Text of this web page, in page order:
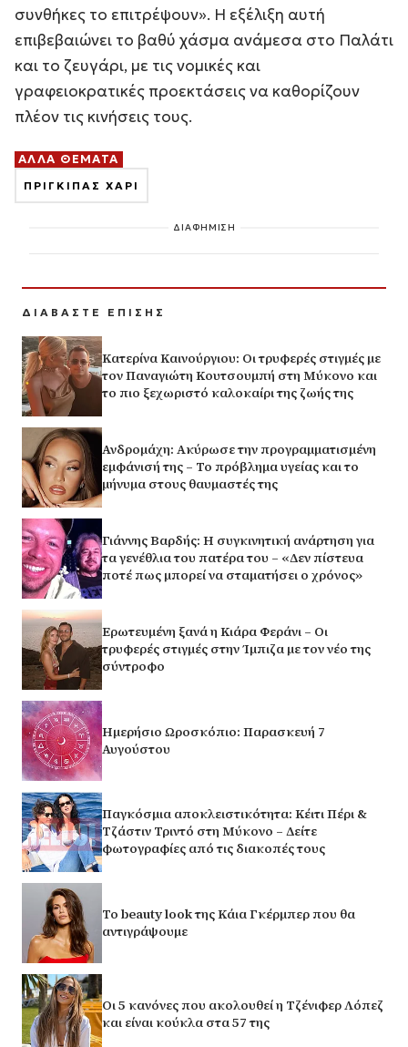
συνθήκες το επιτρέψουν». Η εξέλιξη αυτή
επιβεβαιώνει το βαθύ χάσμα ανάμεσα στο Παλάτι
και το ζευγάρι, με τις νομικές και
γραφειοκρατικές προεκτάσεις να καθορίζουν
πλέον τις κινήσεις τους.
ΑΛΛΑ ΘΕΜΑΤΑ
ΠΡΙΓΚΙΠΑΣ ΧΑΡΙ
ΔΙΑΦΗΜΙΣΗ
ΔΙΑΒΑΣΤΕ ΕΠΙΣΗΣ
Κατερίνα Καινούργιου: Οι τρυφερές στιγμές με
τον Παναγιώτη Κουτσουμπή στη Μύκονο και
το πιο ξεχωριστό καλοκαίρι της ζωής της
Ανδρομάχη: Ακύρωσε την προγραμματισμένη
εμφάνισή της – Το πρόβλημα υγείας και το
μήνυμα στους θαυμαστές της
Γιάννης Βαρδής: Η συγκινητική ανάρτηση για
τα γενέθλια του πατέρα του – «Δεν πίστευα
ποτέ πως μπορεί να σταματήσει ο χρόνος»
Ερωτευμένη ξανά η Κιάρα Φεράνι – Οι
τρυφερές στιγμές στην Ίμπιζα με τον νέο της
σύντροφο
Ημερήσιο Ωροσκόπιο: Παρασκευή 7
Αυγούστου
Παγκόσμια αποκλειστικότητα: Κέιτι Πέρι &
Τζάστιν Τριντό στη Μύκονο – Δείτε
φωτογραφίες από τις διακοπές τους
Το beauty look της Κάια Γκέρμπερ που θα
αντιγράψουμε
Οι 5 κανόνες που ακολουθεί η Τζένιφερ Λόπεζ
και είναι κούκλα στα 57 της